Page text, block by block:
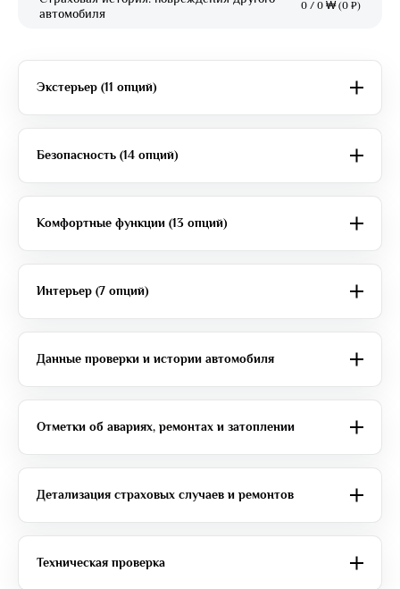
автомобиля
0 / 0 ₩ (0 ₽)
Экстерьер (11 опций)
Безопасность (14 опций)
Комфортные функции (13 опций)
Интерьер (7 опций)
Данные проверки и истории автомобиля
Отметки об авариях, ремонтах и затоплении
Детализация страховых случаев и ремонтов
Техническая проверка